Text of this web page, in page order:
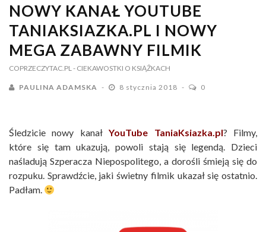
NOWY KANAŁ YOUTUBE
TANIAKSIAZKA.PL I NOWY
MEGA ZABAWNY FILMIK
COPRZECZYTAC.PL - CIEKAWOSTKI O KSIĄŻKACH
PAULINA ADAMSKA 8 stycznia 2018 0
Śledzicie nowy kanałYouTube TaniaKsiazka.pl? Filmy,
które się tam ukazują, powoli stają się legendą. Dzieci
naśladują Szperacza Niepospolitego, a dorośli śmieją się do
rozpuku. Sprawdźcie, jaki świetny filmik ukazał się ostatnio.
Padłam.